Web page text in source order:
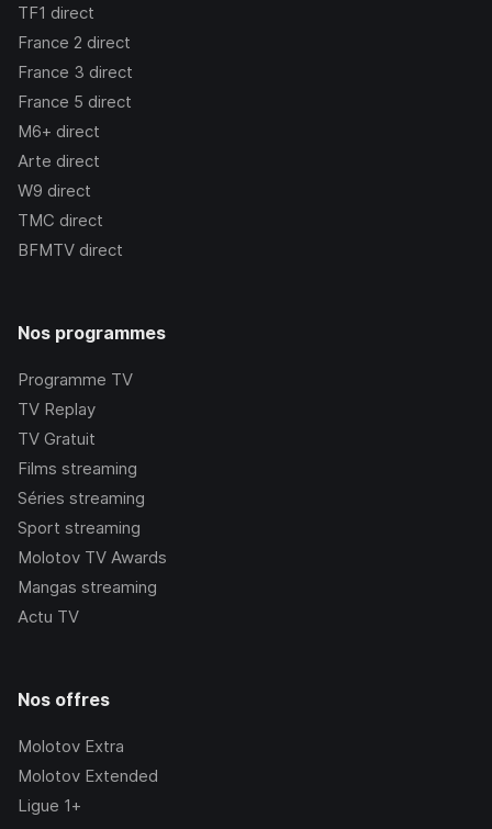
TF1 direct
France 2 direct
France 3 direct
France 5 direct
M6+ direct
Arte direct
W9 direct
TMC direct
BFMTV direct
Nos programmes
Programme TV
TV Replay
TV Gratuit
Films streaming
Séries streaming
Sport streaming
Molotov TV Awards
Mangas streaming
Actu TV
Nos offres
Molotov Extra
Molotov Extended
Ligue 1+